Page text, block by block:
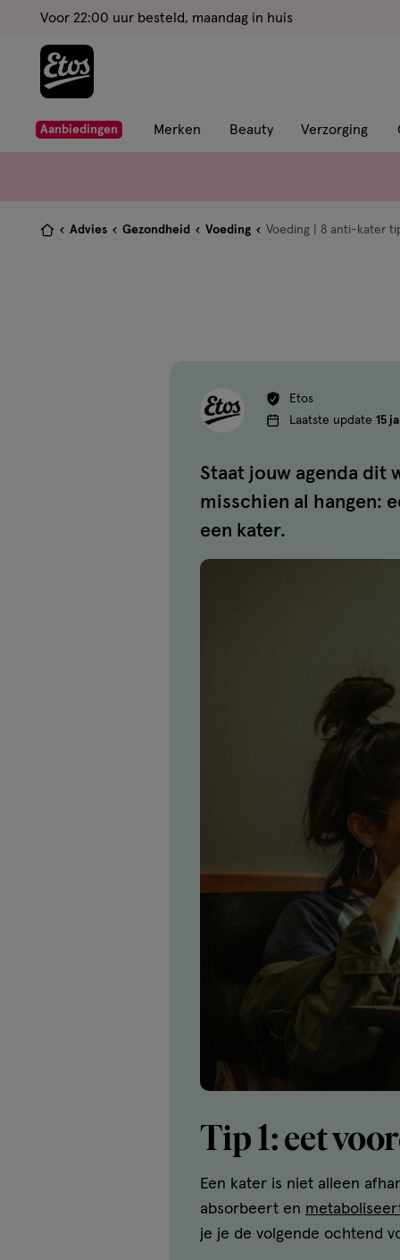
ga
de
hoofd
ga
naar
Voor 22:00 uur besteld, maandag in huis
Aanbiedingen Merken Beauty Verzorging
Je
Advies Gezondheid Voeding Voeding | 8 anti-kater
Etos
Laatste update 15
Staat jouw agenda dit
misschien al hangen:
een kater.
Tip 1: eet
Een kater is niet alleen
absorbeert en
je je de volgende ochtend